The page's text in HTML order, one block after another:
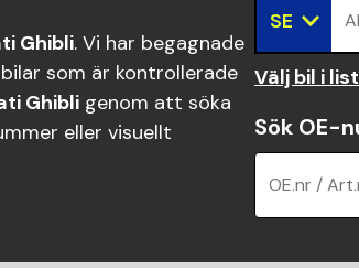
Ghibli. Vi har begagnade
som är kontrollerade
Ghibli genom att söka
eller visuellt
SE
Välj bil i
Sök OE-
OE.nr /